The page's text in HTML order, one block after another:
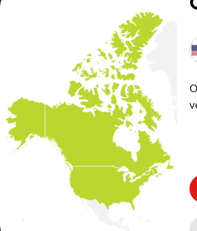
implementadas por
durnte a condução.
Não poderá alterar as
profundo.
A interação com o mapa
GPS
É utilizado o GPS do
encontrar problemas com a
telemóvel num local com
Configurar